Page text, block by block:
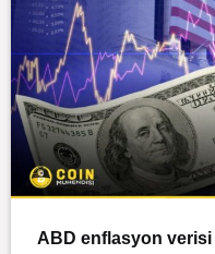
ABD enflasyon verisi